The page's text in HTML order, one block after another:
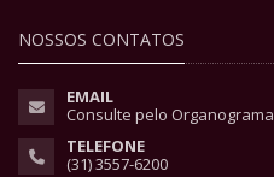
NOSSOS CONTATOS
EMAIL
Consulte pelo Organograma
TELEFONE
(31) 3557-6200